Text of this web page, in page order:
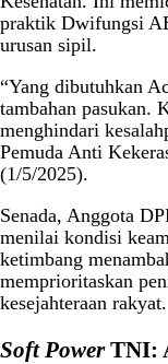
praktik Dwifungsi
urusan sipil.
“Yang dibutuhkan
tambahan pasukan.
menghindari
Pemuda Anti
(1/5/2025).
Senada, Anggota
menilai kondisi
ketimbang
memprioritaskan
kesejahteraan rakyat.
Soft PowerTNI: